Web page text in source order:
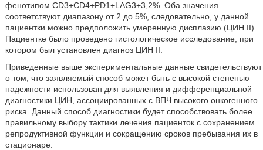
фенотипом CD3+CD4+PD1+LAG3+3,2%. Оба значения
соответствуют диапазону от 2 до 5%, следовательно, у данной
пациентки можно предположить умеренную дисплазию (ЦИН II).
Пациентке было проведено гистологическое исследование, при
котором был установлен диагноз ЦИН II.
Приведенные выше экспериментальные данные свидетельствуют
о том, что заявляемый способ может быть с высокой степенью
надежности использован для выявления и дифференциальной
диагностики ЦИН, ассоциированных с ВПЧ высокого онкогенного
риска. Данный способ диагностики будет способствовать более
правильному выбору тактики лечения пациенток с сохранением
репродуктивной функции и сокращению сроков пребывания их в
стационаре.